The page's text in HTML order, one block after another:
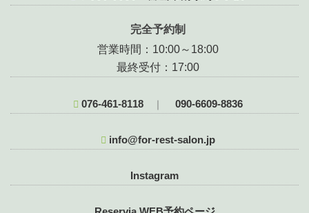
完全予約制
営業時間：10:00～18:00
最終受付：17:00
076-461-8118 ｜ 090-6609-8836
info@for-rest-salon.jp
Instagram